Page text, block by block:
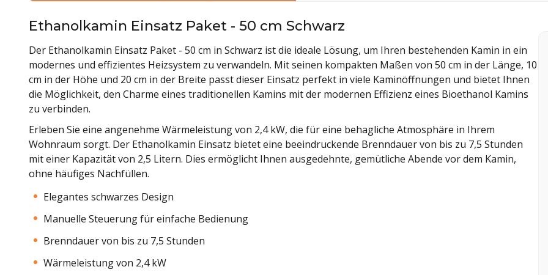
Ethanolkamin Einsatz Paket - 50 cm Schwarz
Der Ethanolkamin Einsatz Paket - 50 cm in Schwarz ist die ideale Lösung, um Ihren bestehenden Kamin in ein
modernes und effizientes Heizsystem zu verwandeln. Mit seinen kompakten Maßen von 50 cm in der Länge, 10
cm in der Höhe und 20 cm in der Breite passt dieser Einsatz perfekt in viele Kaminöffnungen und bietet Ihnen
die Möglichkeit, den Charme eines traditionellen Kamins mit der modernen Effizienz eines Bioethanol Kamins
zu verbinden.
Erleben Sie eine angenehme Wärmeleistung von 2,4 kW, die für eine behagliche Atmosphäre in Ihrem
Wohnraum sorgt. Der Ethanolkamin Einsatz bietet eine beeindruckende Brenndauer von bis zu 7,5 Stunden
mit einer Kapazität von 2,5 Litern. Dies ermöglicht Ihnen ausgedehnte, gemütliche Abende vor dem Kamin,
ohne häufiges Nachfüllen.
Elegantes schwarzes Design
Manuelle Steuerung für einfache Bedienung
Brenndauer von bis zu 7,5 Stunden
Wärmeleistung von 2,4 kW